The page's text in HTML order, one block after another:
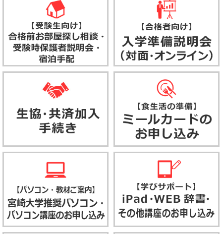
入学式用のスーツを準備する
自動車学校に入校する
新入生歓迎企画に参加する
入学式への直行バスを利用する
宮崎への交通・宿泊手配サポート（日本旅行）